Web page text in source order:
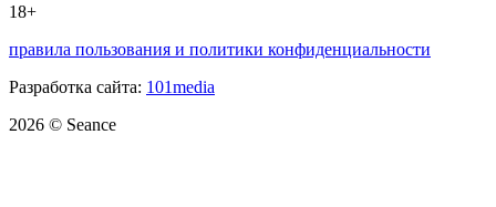
18+
правила пользования и политики конфиденциальности
Разработка сайта: 101media
2026 © Seance